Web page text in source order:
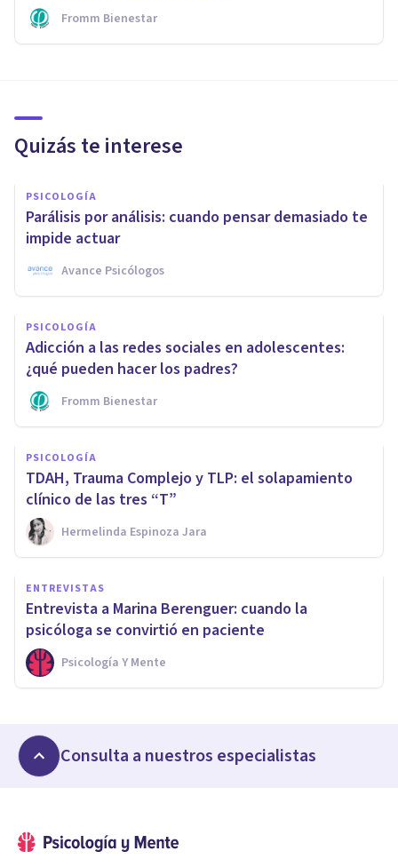
Fromm Bienestar
Quizás te interese
PSICOLOGÍA
Parálisis por análisis: cuando pensar demasiado te
impide actuar
Avance Psicólogos
PSICOLOGÍA
Adicción a las redes sociales en adolescentes:
¿qué pueden hacer los padres?
Fromm Bienestar
PSICOLOGÍA
TDAH, Trauma Complejo y TLP: el solapamiento
clínico de las tres “T”
Hermelinda Espinoza Jara
ENTREVISTAS
Entrevista a Marina Berenguer: cuando la
psicóloga se convirtió en paciente
Psicología Y Mente
Consulta a nuestros especialistas